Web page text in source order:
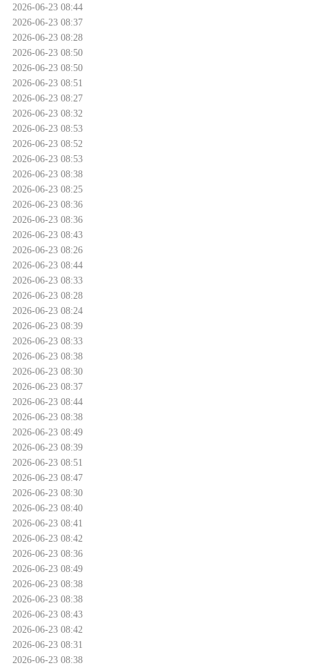
2026-06-23 08:44
2026-06-23 08:37
2026-06-23 08:28
2026-06-23 08:50
2026-06-23 08:50
2026-06-23 08:51
2026-06-23 08:27
2026-06-23 08:32
2026-06-23 08:53
2026-06-23 08:52
2026-06-23 08:53
2026-06-23 08:38
2026-06-23 08:25
2026-06-23 08:36
2026-06-23 08:36
2026-06-23 08:43
2026-06-23 08:26
2026-06-23 08:44
2026-06-23 08:33
2026-06-23 08:28
2026-06-23 08:24
2026-06-23 08:39
2026-06-23 08:33
2026-06-23 08:38
2026-06-23 08:30
2026-06-23 08:37
2026-06-23 08:44
2026-06-23 08:38
2026-06-23 08:49
2026-06-23 08:39
2026-06-23 08:51
2026-06-23 08:47
2026-06-23 08:30
2026-06-23 08:40
2026-06-23 08:41
2026-06-23 08:42
2026-06-23 08:36
2026-06-23 08:49
2026-06-23 08:38
2026-06-23 08:38
2026-06-23 08:43
2026-06-23 08:42
2026-06-23 08:31
2026-06-23 08:38